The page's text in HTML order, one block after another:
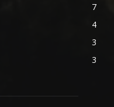
7
4
3
3